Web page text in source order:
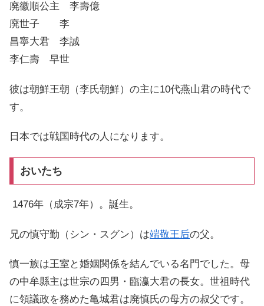
廃徽順公主 李壽億
廃世子 李
昌寧大君 李誠
李仁壽 早世
彼は朝鮮王朝（李氏朝鮮）の主に10代燕山君の時代で
す。
日本では戦国時代の人になります。
おいたち
1476年（成宗7年）。誕生。
兄の慎守勤（シン・スグン）は端敬王后の父。
慎一族は王室と婚姻関係を結んでいる名門でした。母
の中牟縣主は世宗の四男・臨瀛大君の長女。世祖時代
に領議政を務めた亀城君は廃慎氏の母方の叔父です。